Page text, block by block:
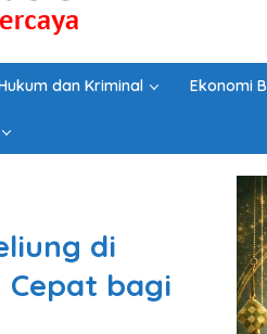
dan Kriminal Ekonomi
di
Cepat bagi